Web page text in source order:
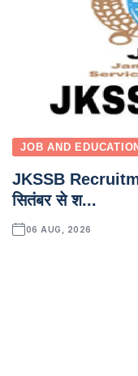
JOB AND EDUCATION
JKSSB
सितंबर से श...
06 AUG, 2026